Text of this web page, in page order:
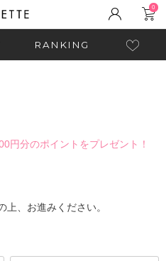
0
RANKING
円分のポイントをプレゼント！
上、お進みください。